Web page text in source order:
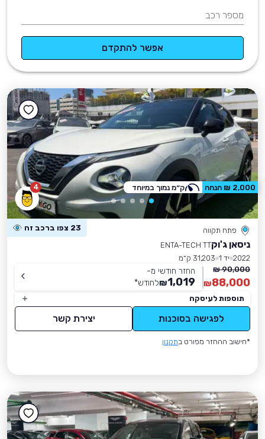
מספר רכב
אפשר להתקדם
4
פתח תקווה 23 צפו ברכב זה
ניסאן ג'וקENTA-TECH TT
2022 יד 1
31,203 ק״מ
90,000 ₪
88,000
₪
החזר חודשי מ-
1,019
₪לחודש*
תוספות לעיסקה
לפגישה בסוכנות יצירת קשר
*חישוב ההחזר מפורט בתקנון
2,000 ₪ הנחה ק״מ נמוך במיוחד